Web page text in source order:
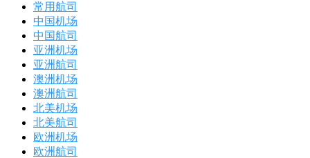
常用航司
中国机场
中国航司
亚洲机场
亚洲航司
澳洲机场
澳洲航司
北美机场
北美航司
欧洲机场
欧洲航司